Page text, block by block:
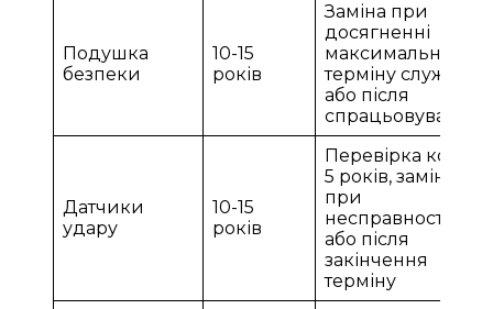
Подушка
безпеки
10-15
років
Заміна при
досягненні
максимального
терміну служби
або після
спрацьовування
Датчики
удару
10-15
років
Перевірка кожні
5 років, заміна
при
несправності
або після
закінчення
терміну